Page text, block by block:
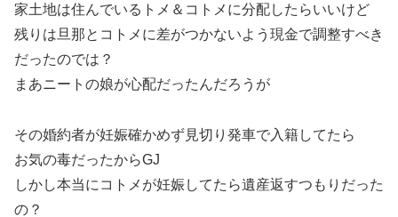
家土地は住んでいるトメ＆コトメに分配したらいいけど
残りは旦那とコトメに差がつかないよう現金で調整すべき
だったのでは？
まあニートの娘が心配だったんだろうが
その婚約者が妊娠確かめず見切り発車で入籍してたら
お気の毒だったからGJ
しかし本当にコトメが妊娠してたら遺産返すつもりだった
の？